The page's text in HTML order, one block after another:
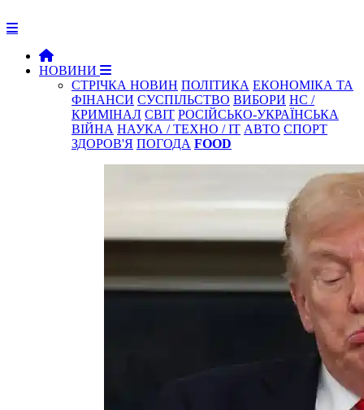
НОВИНИ
СТРІЧКА НОВИН ПОЛІТИКА ЕКОНОМІКА ТА
ФІНАНСИ СУСПІЛЬСТВО ВИБОРИ НС /
КРИМІНАЛ СВІТ РОСІЙСЬКО-УКРАЇНСЬКА
ВІЙНА НАУКА / ТЕХНО / IT АВТО СПОРТ
ЗДОРОВ'Я ПОГОДА FOOD